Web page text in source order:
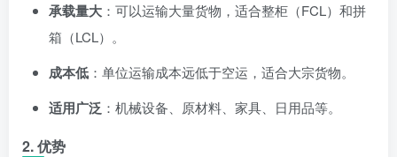
承载量大 ：可以运输大量货物，适合整柜（FCL）和拼
箱（LCL）。
成本低 ：单位运输成本远低于空运，适合大宗货物。
适用广泛 ：机械设备、原材料、家具、日用品等。
2. 优势